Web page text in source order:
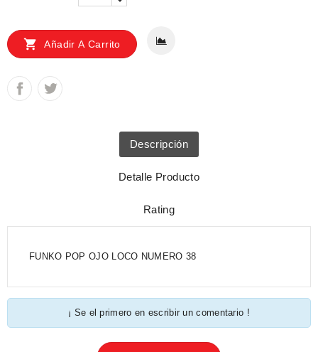
 Añadir A Carrito
Descripción
Detalle Producto
Rating
FUNKO POP OJO LOCO NUMERO 38
¡ Se el primero en escribir un comentario !